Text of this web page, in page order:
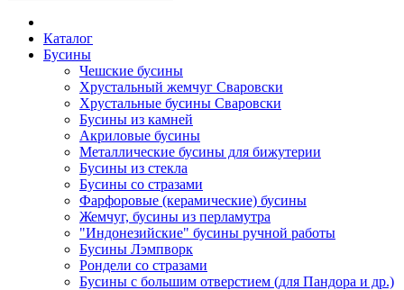
Каталог
Бусины
Чешские бусины
Хрустальный жемчуг Сваровски
Хрустальные бусины Сваровски
Бусины из камней
Акриловые бусины
Металлические бусины для бижутерии
Бусины из стекла
Бусины со стразами
Фарфоровые (керамические) бусины
Жемчуг, бусины из перламутра
"Индонезийские" бусины ручной работы
Бусины Лэмпворк
Рондели со стразами
Бусины с большим отверстием (для Пандора и др.)